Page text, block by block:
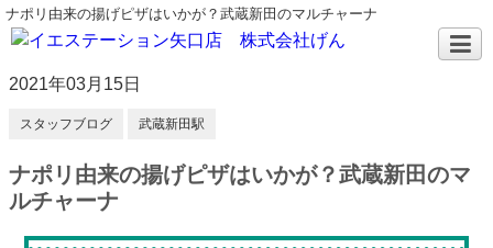
ナポリ由来の揚げピザはいかが？武蔵新田のマルチャーナ
2021年03月15日
スタッフブログ 武蔵新田駅
ナポリ由来の揚げピザはいかが？武蔵新田のマ
ルチャーナ